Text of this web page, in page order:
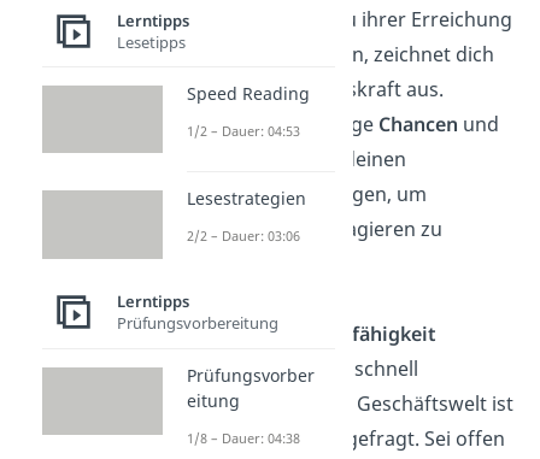
und Pläne zu ihrer Erreichung
zu entwickeln, zeichnet dich
als Führungskraft aus.
Berücksichtige Chancen und
bei deinen
Entscheidungen, um
strategisch agieren zu
Anpassungsfähigkeit
In einer sich schnell
wandelnden Geschäftswelt ist
Flexibilität
gefragt. Sei offen
Lerntipps
Lesetipps
Speed Reading
1/2 – Dauer: 04:53
Lesestrategien
2/2 – Dauer: 03:06
Lerntipps
Prüfungsvorbereitung
Prüfungsvorber
eitung
1/8 – Dauer: 04:38